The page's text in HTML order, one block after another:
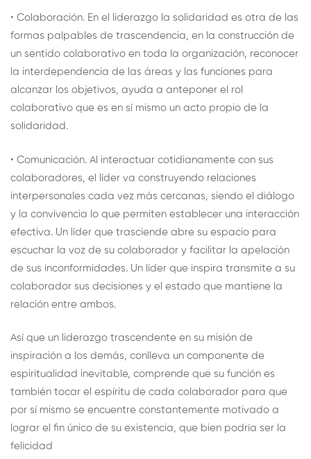
• Colaboración. En el liderazgo la solidaridad es otra de las
formas palpables de trascendencia, en la construcción de
un sentido colaborativo en toda la organización, reconocer
la interdependencia de las áreas y las funciones para
alcanzar los objetivos, ayuda a anteponer el rol
colaborativo que es en sí mismo un acto propio de la
solidaridad.
• Comunicación. Al interactuar cotidianamente con sus
colaboradores, el líder va construyendo relaciones
interpersonales cada vez más cercanas, siendo el diálogo
y la convivencia lo que permiten establecer una interacción
efectiva. Un líder que trasciende abre su espacio para
escuchar la voz de su colaborador y facilitar la apelación
de sus inconformidades. Un líder que inspira transmite a su
colaborador sus decisiones y el estado que mantiene la
relación entre ambos.
Así que un liderazgo trascendente en su misión de
inspiración a los demás, conlleva un componente de
espiritualidad inevitable, comprende que su función es
también tocar el espíritu de cada colaborador para que
por sí mismo se encuentre constantemente motivado a
lograr el fin único de su existencia, que bien podría ser la
felicidad